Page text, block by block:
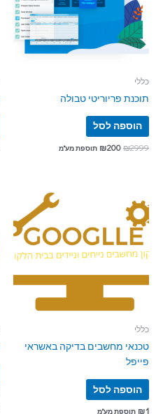
כללי
תוכנת פריוריטי טבולה
הוספה לסל
₪2999
₪200 תוספת מע"מ
כללי
טכנאי מחשבים בדיקה באשראי
פייפל
הוספה לסל
₪1 תוספת מע"מ